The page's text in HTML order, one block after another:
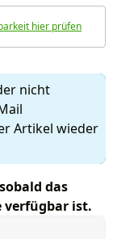
hier prüfen
nicht
Artikel wieder
das
verfügbar ist.